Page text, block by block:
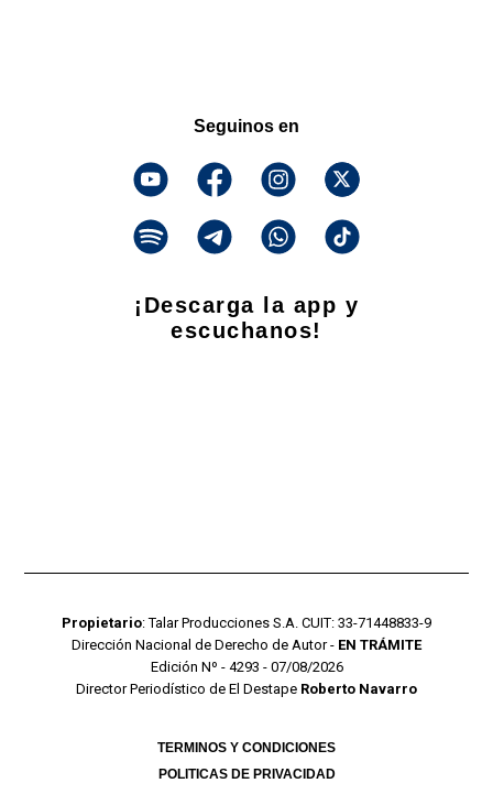
Seguinos en
¡Descarga la app y
escuchanos!
Propietario: Talar Producciones S.A. CUIT: 33-71448833-9
Dirección Nacional de Derecho de Autor - EN TRÁMITE
Edición Nº - 4293 - 07/08/2026
Director Periodístico de El Destape Roberto Navarro
TERMINOS Y CONDICIONES
POLITICAS DE PRIVACIDAD